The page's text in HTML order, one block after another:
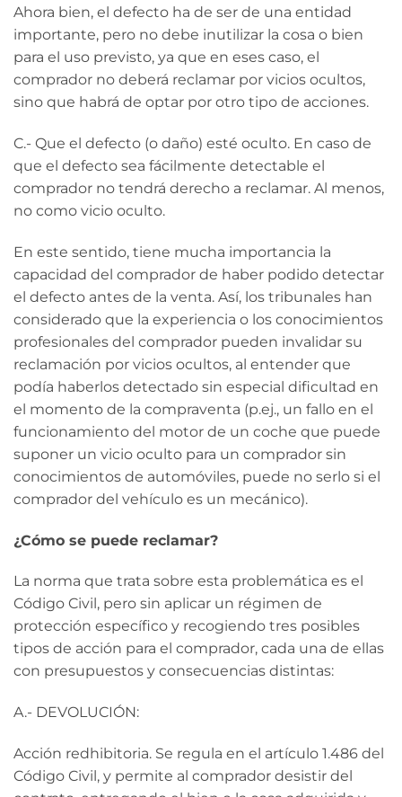
Ahora bien, el defecto ha de ser de una entidad
importante, pero no debe inutilizar la cosa o bien
para el uso previsto, ya que en eses caso, el
comprador no deberá reclamar por vicios ocultos,
sino que habrá de optar por otro tipo de acciones.
C.- Que el defecto (o daño) esté oculto. En caso de
que el defecto sea fácilmente detectable el
comprador no tendrá derecho a reclamar. Al menos,
no como vicio oculto.
En este sentido, tiene mucha importancia la
capacidad del comprador de haber podido detectar
el defecto antes de la venta. Así, los tribunales han
considerado que la experiencia o los conocimientos
profesionales del comprador pueden invalidar su
reclamación por vicios ocultos, al entender que
podía haberlos detectado sin especial dificultad en
el momento de la compraventa (p.ej., un fallo en el
funcionamiento del motor de un coche que puede
suponer un vicio oculto para un comprador sin
conocimientos de automóviles, puede no serlo si el
comprador del vehículo es un mecánico).
¿Cómo se puede reclamar?
La norma que trata sobre esta problemática es el
Código Civil, pero sin aplicar un régimen de
protección específico y recogiendo tres posibles
tipos de acción para el comprador, cada una de ellas
con presupuestos y consecuencias distintas:
A.- DEVOLUCIÓN:
Acción redhibitoria. Se regula en el artículo 1.486 del
Código Civil, y permite al comprador desistir del